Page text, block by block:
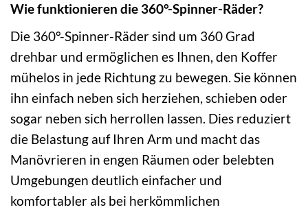
Wie funktionieren die 360°-Spinner-Räder?
Die 360°-Spinner-Räder sind um 360 Grad
drehbar und ermöglichen es Ihnen, den Koffer
mühelos in jede Richtung zu bewegen. Sie können
ihn einfach neben sich herziehen, schieben oder
sogar neben sich herrollen lassen. Dies reduziert
die Belastung auf Ihren Arm und macht das
Manövrieren in engen Räumen oder belebten
Umgebungen deutlich einfacher und
komfortabler als bei herkömmlichen